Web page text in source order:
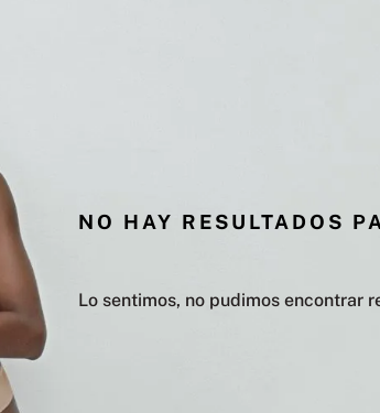
NO HAY RESULTADOS
Lo sentimos, no pudimos encontrar